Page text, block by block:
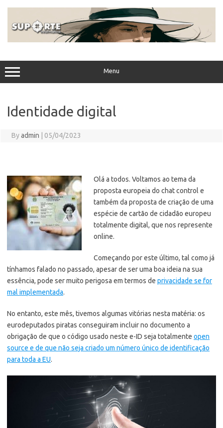
Menu
Identidade digital
Byadmin 05/04/2023
Olá a todos. Voltamos ao tema da
proposta europeia do chat control e
também da proposta de criação de uma
espécie de cartão de cidadão europeu
totalmente digital, que nos represente
online.
Começando por este último, tal como já
tínhamos falado no passado, apesar de ser uma boa ideia na sua
essência, pode ser muito perigosa em termos de privacidade se for
mal implementada.
No entanto, este mês, tivemos algumas vitórias nesta matéria: os
eurodeputados piratas conseguiram incluir no documento a
obrigação de que o código usado neste e-ID seja totalmente open
source e de que não seja criado um número único de identificação
para toda a EU.